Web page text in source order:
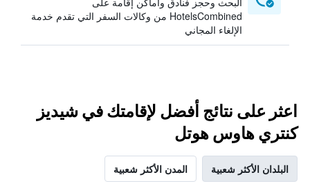
HotelsCombined من وكالات السفر التي تقدم خدمة
الإلغاء المجاني
اعثر على نتائج أفضل لإقامتك في شيديز
كنتري هاوس هوتل
البلدان الأكثر شعبية المدن الأكثر شعبية